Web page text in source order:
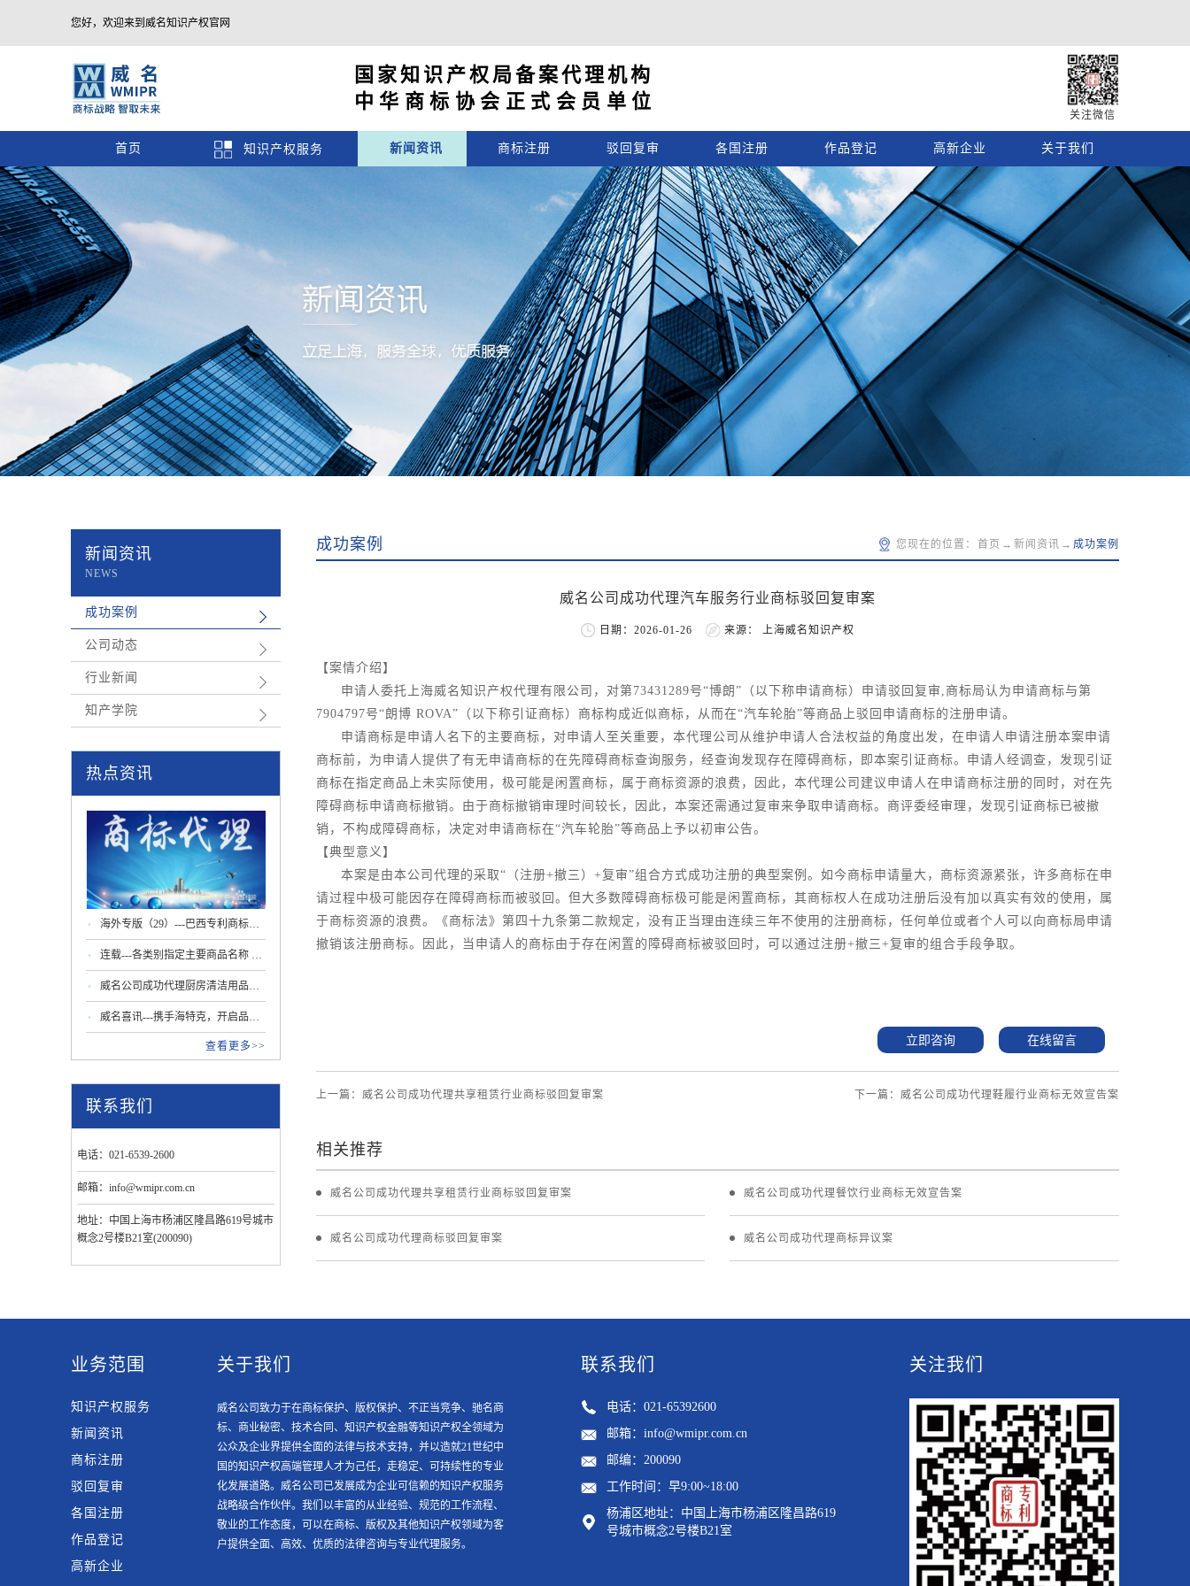
您好，欢迎来到威名知识产权官网
国家知识产权局备案代理机构
中华商标协会正式会员单位
关注微信
首页 知识产权服务 新闻资讯 商标注册 驳回复审 各国注册 作品登记 高新企业 关于我们
成功案例 您现在的位置： 首页 → 新闻资讯 → 成功案例
威名公司成功代理汽车服务行业商标驳回复审案
日期：2026-01-26 来源： 上海威名知识产权
【案情介绍】
申请人委托上海威名知识产权代理有限公司，对第73431289号“博朗”（以下称申请商标）申请驳回复审,商标局认为申请商标与第
7904797号“朗博 ROVA”（以下称引证商标）商标构成近似商标，从而在“汽车轮胎”等商品上驳回申请商标的注册申请。
申请商标是申请人名下的主要商标，对申请人至关重要，本代理公司从维护申请人合法权益的角度出发，在申请人申请注册本案申请
商标前，为申请人提供了有无申请商标的在先障碍商标查询服务，经查询发现存在障碍商标，即本案引证商标。申请人经调查，发现引证
商标在指定商品上未实际使用，极可能是闲置商标，属于商标资源的浪费，因此，本代理公司建议申请人在申请商标注册的同时，对在先
障碍商标申请商标撤销。由于商标撤销审理时间较长，因此，本案还需通过复审来争取申请商标。商评委经审理，发现引证商标已被撤
销，不构成障碍商标，决定对申请商标在“汽车轮胎”等商品上予以初审公告。
【典型意义】
本案是由本公司代理的采取“（注册+撤三）+复审”组合方式成功注册的典型案例。如今商标申请量大，商标资源紧张，许多商标在申
请过程中极可能因存在障碍商标而被驳回。但大多数障碍商标极可能是闲置商标，其商标权人在成功注册后没有加以真实有效的使用，属
于商标资源的浪费。《商标法》第四十九条第二款规定，没有正当理由连续三年不使用的注册商标，任何单位或者个人可以向商标局申请
撤销该注册商标。因此，当申请人的商标由于存在闲置的障碍商标被驳回时，可以通过注册+撤三+复审的组合手段争取。
立即咨询 在线留言
上一篇：威名公司成功代理共享租赁行业商标驳回复审案 下一篇：威名公司成功代理鞋履行业商标无效宣告案
相关推荐
威名公司成功代理共享租赁行业商标驳回复审案 威名公司成功代理餐饮行业商标无效宣告案
威名公司成功代理商标驳回复审案 威名公司成功代理商标异议案
新闻资讯
NEWS
成功案例
公司动态
行业新闻
知产学院
热点资讯
海外专版（29）---巴西专利商标局
更新商标指南：驰名商标认定及马
德里程序新规
连载---各类别指定主要商品名称 第
29类 肉蛋奶等
威名公司成功代理厨房清洁用品行
业商标无效宣告案
威名喜讯---携手海特克，开启品牌
出海知识产权护航新篇章查看更多>>
联系我们
电话：021-6539-2600
邮箱：info@wmipr.com.cn
地址：中国上海市杨浦区隆昌路619号城市
概念2号楼B21室(200090)
业务范围
知识产权服务
新闻资讯
商标注册
驳回复审
各国注册
作品登记
高新企业
关于我们
威名公司致力于在商标保护、版权保护、不正当竞争、驰名商
标、商业秘密、技术合同、知识产权金融等知识产权全领域为
公众及企业界提供全面的法律与技术支持，并以造就21世纪中
国的知识产权高端管理人才为己任，走稳定、可持续性的专业
化发展道路。威名公司已发展成为企业可信赖的知识产权服务
战略级合作伙伴。我们以丰富的从业经验、规范的工作流程、
敬业的工作态度，可以在商标、版权及其他知识产权领域为客
户提供全面、高效、优质的法律咨询与专业代理服务。
联系我们
电话：021-65392600
邮箱：info@wmipr.com.cn
邮编：200090
工作时间：早9:00~18:00
杨浦区地址：中国上海市杨浦区隆昌路619
号城市概念2号楼B21室
关注我们